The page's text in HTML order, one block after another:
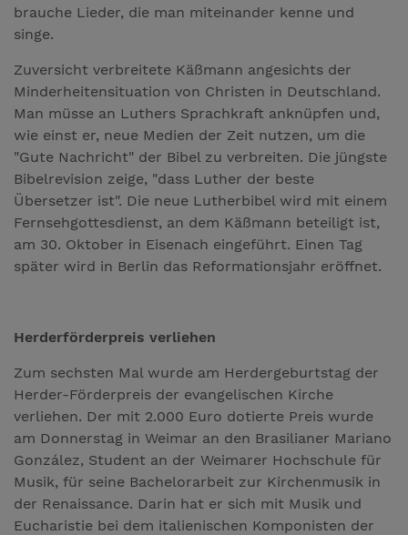
brauche Lieder, die man miteinander kenne und
singe.
Zuversicht verbreitete Käßmann angesichts der
Minderheitensituation von Christen in Deutschland.
Man müsse an Luthers Sprachkraft anknüpfen und,
wie einst er, neue Medien der Zeit nutzen, um die
"Gute Nachricht" der Bibel zu verbreiten. Die jüngste
Bibelrevision zeige, "dass Luther der beste
Übersetzer ist". Die neue Lutherbibel wird mit einem
Fernsehgottesdienst, an dem Käßmann beteiligt ist,
am 30. Oktober in Eisenach eingeführt. Einen Tag
später wird in Berlin das Reformationsjahr eröffnet.
Herderförderpreis verliehen
Zum sechsten Mal wurde am Herdergeburtstag der
Herder-Förderpreis der evangelischen Kirche
verliehen. Der mit 2.000 Euro dotierte Preis wurde
am Donnerstag in Weimar an den Brasilianer Mariano
González, Student an der Weimarer Hochschule für
Musik, für seine Bachelorarbeit zur Kirchenmusik in
der Renaissance. Darin hat er sich mit Musik und
Eucharistie bei dem italienischen Komponisten der